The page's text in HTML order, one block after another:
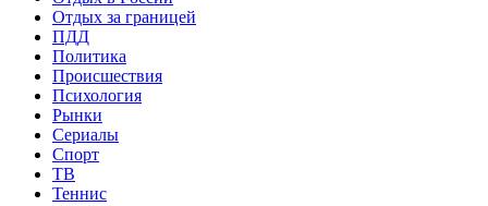
Отдых за границей
ПДД
Политика
Происшествия
Психология
Рынки
Сериалы
Спорт
ТВ
Теннис